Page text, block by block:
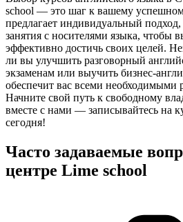
school — это шаг к вашему
предлагает индивидуальный
занятия с носителями языка, чтобы
эффективно достичь своих целей.
ли вы улучшить разговорный
экзаменам или выучить бизнес-
обеспечит вас всеми необходимыми
Начните свой путь к свободному
вместе с нами — записывайтесь на
сегодня!
Часто задаваемые
центре Lime school